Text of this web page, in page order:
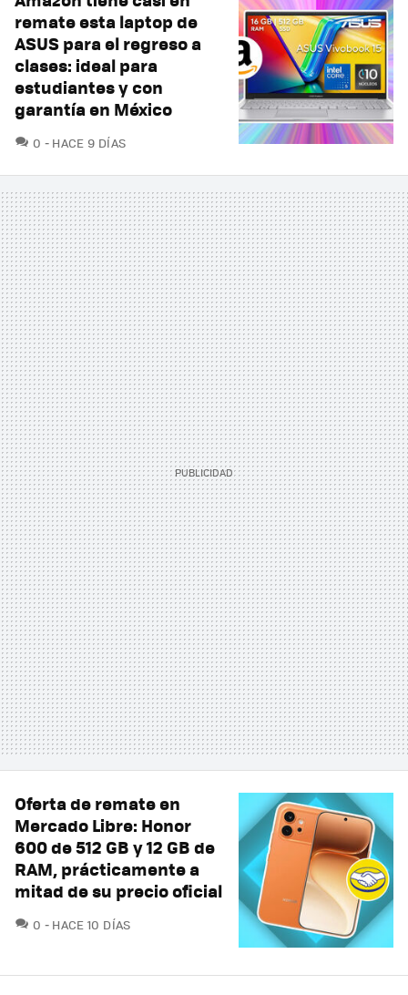
remate esta laptop de
ASUS para el regreso a
clases: ideal para
estudiantes y con
garantía en México
0 COMENTARIOS
HACE 9 DÍAS
Oferta de remate en
Mercado Libre: Honor
600 de 512 GB y 12 GB de
RAM, prácticamente a
mitad de su precio oficial
0 COMENTARIOS
HACE 10 DÍAS